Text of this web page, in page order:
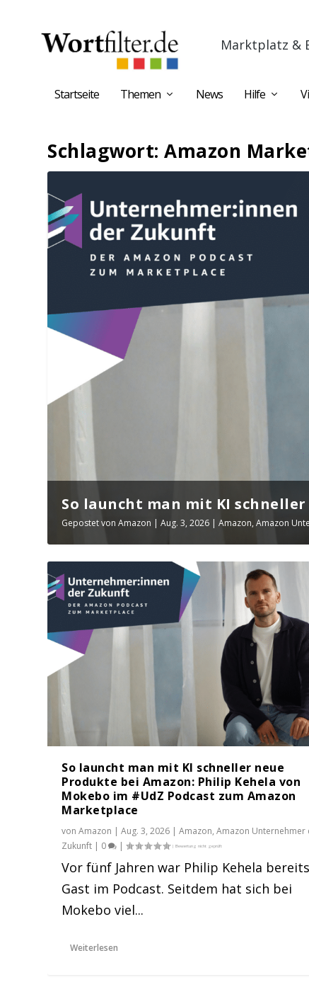
Marktplatz &
Startseite Themen News Hilfe
Schlagwort:Amazon
So launcht man mit KI
Gepostet vonAmazon |Aug. 3, 2026 |Amazon,Amazon
Von 2,5 auf 6 Millionen Euro
Gepostet von Amazon|Juli 20, 2026| Amazon,Amazon
Wie Du Deine Amazon Listings
Gepostet von Amazon|Juli 6, 2026|Amazon ,Amazon
“Amazon ist total ehrlich“:
Gepostet von Amazon|Juni 22, 2026 | Amazon,Amazon
Was Amazon Verkaufspartner
Gepostet von Amazon|Juni 8, 2026| Amazon,Amazon
Warum nicht jedes Produkt auf
Gepostet von Amazon|Juni 2, 2026| Amazon,Amazon
So launcht man mit KI schneller neue
Produkte bei Amazon: Philip Kehela von
Mokebo im #UdZ Podcast zum Amazon
Marketplace
vonAmazon |Aug. 3, 2026 |Amazon,Amazon Unternehmer
Zukunft | 0 |
Vor fünf Jahren war Philip Kehela bereits
Gast im Podcast. Seitdem hat sich bei
Mokebo viel...
Weiterlesen